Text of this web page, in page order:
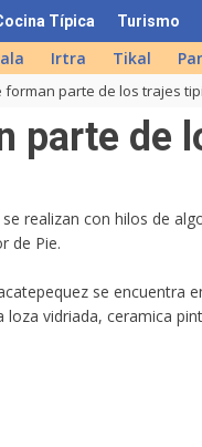
Típica Turismo
Irtra Tikal
forman parte de los trajes
parte de
realizan con hilos de
de Pie.
se encuentra
vidriada, ceramica